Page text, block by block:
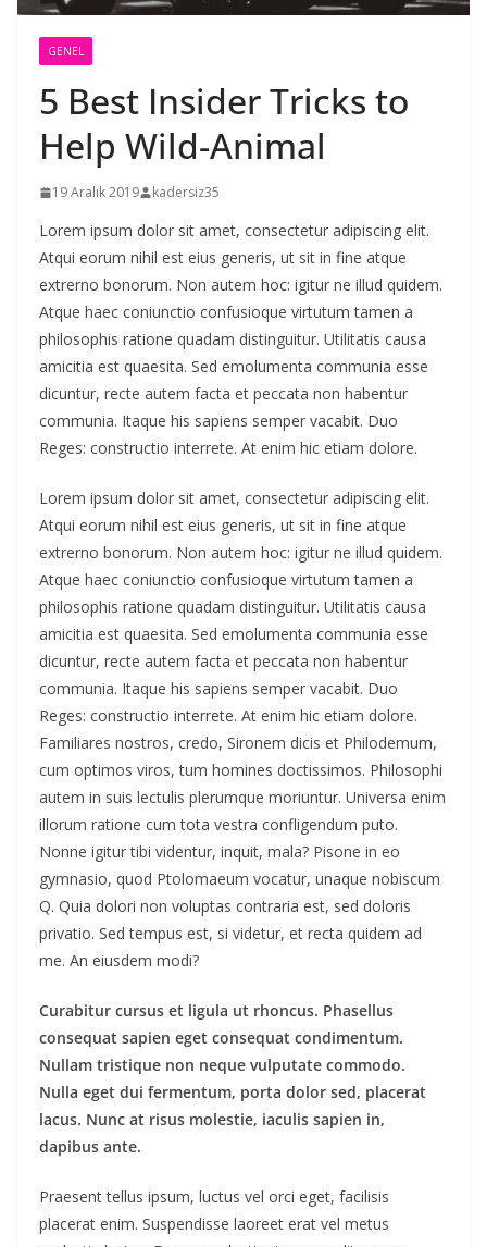
GENEL
5 Best Insider Tricks to
Help Wild-Animal
19 Aralık 2019 kadersiz35
Lorem ipsum dolor sit amet, consectetur adipiscing elit.
Atqui eorum nihil est eius generis, ut sit in fine atque
extrerno bonorum. Non autem hoc: igitur ne illud quidem.
Atque haec coniunctio confusioque virtutum tamen a
philosophis ratione quadam distinguitur. Utilitatis causa
amicitia est quaesita. Sed emolumenta communia esse
dicuntur, recte autem facta et peccata non habentur
communia. Itaque his sapiens semper vacabit. Duo
Reges: constructio interrete. At enim hic etiam dolore.
Lorem ipsum dolor sit amet, consectetur adipiscing elit.
Atqui eorum nihil est eius generis, ut sit in fine atque
extrerno bonorum. Non autem hoc: igitur ne illud quidem.
Atque haec coniunctio confusioque virtutum tamen a
philosophis ratione quadam distinguitur. Utilitatis causa
amicitia est quaesita. Sed emolumenta communia esse
dicuntur, recte autem facta et peccata non habentur
communia. Itaque his sapiens semper vacabit. Duo
Reges: constructio interrete. At enim hic etiam dolore.
Familiares nostros, credo, Sironem dicis et Philodemum,
cum optimos viros, tum homines doctissimos. Philosophi
autem in suis lectulis plerumque moriuntur. Universa enim
illorum ratione cum tota vestra confligendum puto.
Nonne igitur tibi videntur, inquit, mala? Pisone in eo
gymnasio, quod Ptolomaeum vocatur, unaque nobiscum
Q. Quia dolori non voluptas contraria est, sed doloris
privatio. Sed tempus est, si videtur, et recta quidem ad
me. An eiusdem modi?
Curabitur cursus et ligula ut rhoncus. Phasellus
consequat sapien eget consequat condimentum.
Nullam tristique non neque vulputate commodo.
Nulla eget dui fermentum, porta dolor sed, placerat
lacus. Nunc at risus molestie, iaculis sapien in,
dapibus ante.
Praesent tellus ipsum, luctus vel orci eget, facilisis
placerat enim. Suspendisse laoreet erat vel metus